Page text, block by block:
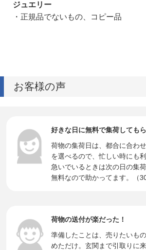
ジュエリー
・正規品でないもの、コピー品
お客様の声
好きな日に無料で集荷しても
荷物の集荷日は、都合に合わ
を選べるので、忙しい時にも
急いでいるときは次の日の集
無料なので助かってます。（
荷物の送付が楽だった！
準備したことは、売りたいも
めただけ。玄関まで引取りに